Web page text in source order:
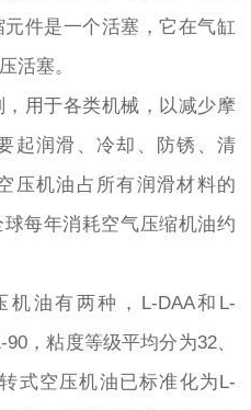
件是一个活塞，它在气缸
活塞。
用于各类机械，以减少摩
起润滑、冷却、防锈、清
压机油占所有润滑材料的
每年消耗空气压缩机油约
油有两种，L-DAA和L-
，粘度等级平均分为32、
式空压机油已标准化为L-